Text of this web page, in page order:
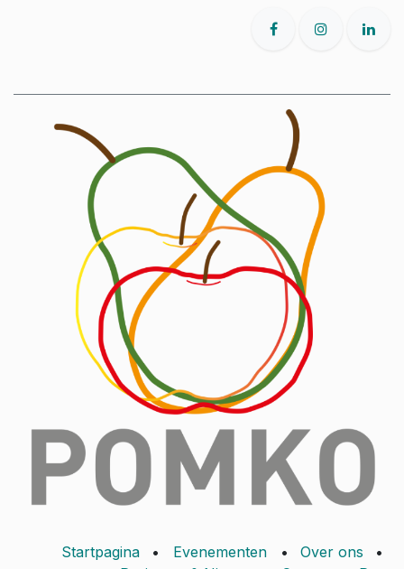
Startpagina • Evenementen • Over ons
•